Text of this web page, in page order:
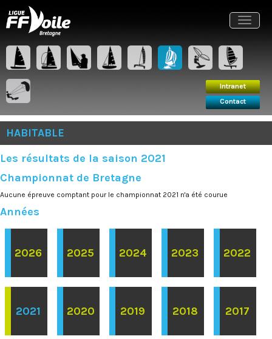
HABITABLE
Les résultats de la saison 2021
Championnat de Bretagne
Aucune épreuve comptant pour le championnat 2021 n'a été courue
Années
2026 2025 2024 2023 2022
2021 2020 2019 2018 2017
Intranet
Contact
Intranet
Toggle